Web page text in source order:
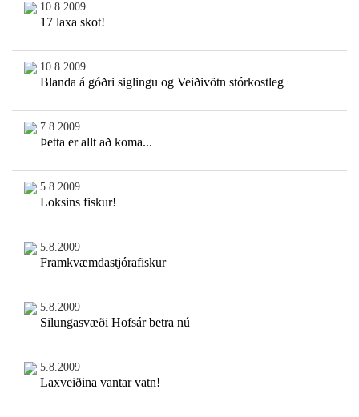
10.8.2009
17 laxa skot!
10.8.2009
Blanda á góðri siglingu og Veiðivötn stórkostleg
7.8.2009
Þetta er allt að koma...
5.8.2009
Loksins fiskur!
5.8.2009
Framkvæmdastjórafiskur
5.8.2009
Silungasvæði Hofsár betra nú
5.8.2009
Laxveiðina vantar vatn!